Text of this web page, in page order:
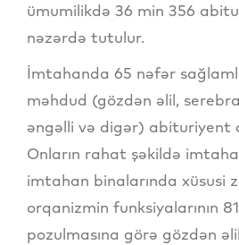
ümumilikdə 36 min 356
nəzərdə tutulur.
İmtahanda 65 nəfər
məhdud (gözdən əlil,
əngəlli və digər) abituriyent
Onların rahat şəkildə
imtahan binalarında xüsusi
orqanizmin funksiyalarının
pozulmasına görə gözdən